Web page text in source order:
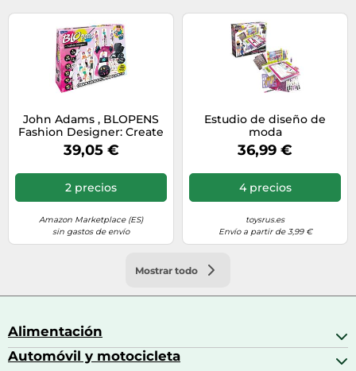
John Adams , BLOPENS
Fashion Designer: Create
Fantastic Airbrush
Pictures, Arts & Crafts,
39,05 €
2 precios
Amazon Marketplace (ES)
sin gastos de envío
Estudio de diseño de
moda
36,99 €
4 precios
toysrus.es
Envío a partir de 3,99 €
Mostrar todo
Alimentación
Bebidas
Automóvil y motocicleta